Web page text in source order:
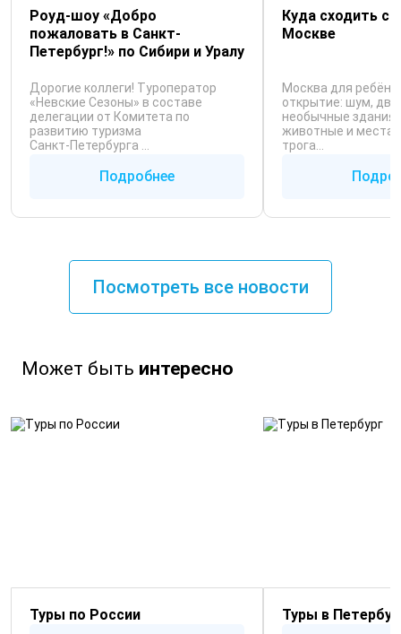
Роуд-шоу «Добро
пожаловать в Санкт-
Петербург!» по Сибири и Уралу
Дорогие коллеги! Туроператор
«Невские Сезоны» в составе
делегации от Комитета по
развитию туризма
Санкт‑Петербурга ...
Подробнее
Куда сходить с
Москве
Москва для
открытие: шум,
необычные
животные и места,
трога...
Посмотреть все новости
Может быть интересно
Туры по России
Туры в